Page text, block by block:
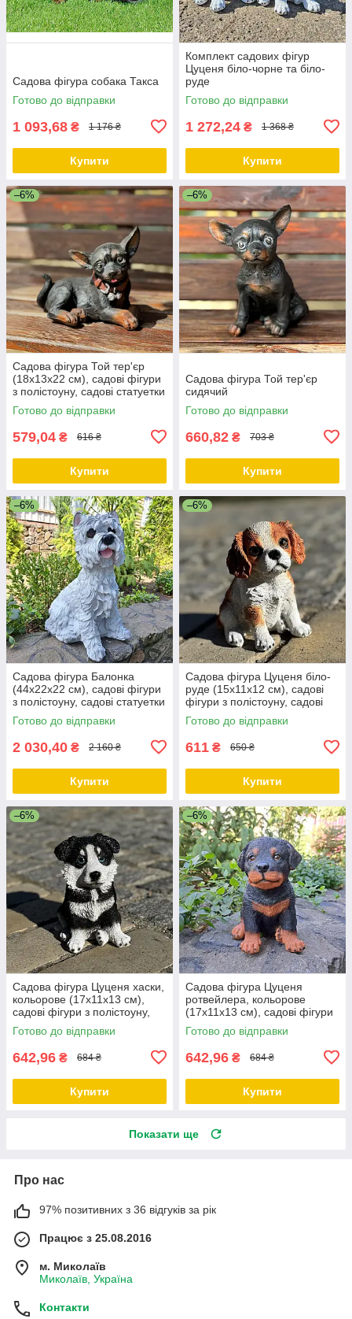
Садова фігура собака Такса
Готово до відправки
1 093,68 ₴ 1 176 ₴
Купити
Комплект садових фігур
Цуценя біло-чорне та біло-
руде
Готово до відправки
1 272,24 ₴ 1 368 ₴
Купити
–6%
Садова фігура Той тер'єр
(18х13х22 см), садові фігури
з полістоуну, садові статуетки
Готово до відправки
579,04 ₴ 616 ₴
Купити
–6%
Садова фігура Той тер'єр
сидячий
Готово до відправки
660,82 ₴ 703 ₴
Купити
–6%
Садова фігура Балонка
(44х22х22 см), садові фігури
з полістоуну, садові статуетки
Готово до відправки
2 030,40 ₴ 2 160 ₴
Купити
–6%
Садова фігура Цуценя біло-
руде (15х11х12 см), садові
фігури з полістоуну, садові
статуетки
Готово до відправки
611 ₴ 650 ₴
Купити
–6%
Садова фігура Цуценя хаски,
кольорове (17х11х13 см),
садові фігури з полістоуну,
садові статуетки
Готово до відправки
642,96 ₴ 684 ₴
Купити
–6%
Садова фігура Цуценя
ротвейлера, кольорове
(17х11х13 см), садові фігури
з полістоуну, садові статуетки
Готово до відправки
642,96 ₴ 684 ₴
Купити
Показати ще
Про нас
97% позитивних з 36 відгуків за рік
Працює з 25.08.2016
м. Миколаїв
Миколаїв, Україна
Контакти